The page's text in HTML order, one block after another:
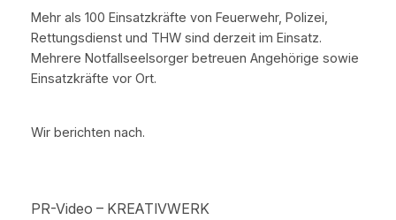
Mehr als 100 Einsatzkräfte von Feuerwehr, Polizei,
Rettungsdienst und THW sind derzeit im Einsatz.
Mehrere Notfallseelsorger betreuen Angehörige sowie
Einsatzkräfte vor Ort.
Wir berichten nach.
PR-Video – KREATIVWERK